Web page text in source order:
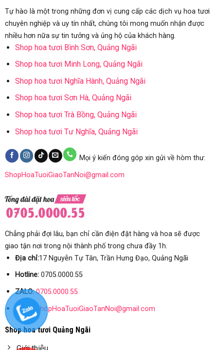
Tự hào là một trong những đơn vị cung cấp các dịch vụ hoa tươi
chuyên nghiệp và uy tín nhất, chúng tôi mong muốn nhận được
nhiều hơn nữa sự tin tưởng và ủng hộ của khách hàng.
Shop hoa tươi Bình Sơn, Quảng Ngãi
Shop hoa tươi Minh Long, Quảng Ngãi
Shop hoa tươi Nghĩa Hành, Quảng Ngãi
Shop hoa tươi Sơn Hà, Quảng Ngãi
Shop hoa tươi Trà Bồng, Quảng Ngãi
Shop hoa tươi Tư Nghĩa, Quảng Ngãi
Mọi ý kiến đóng góp xin gửi về hòm thư:
ShopHoaTuoiGiaoTanNoi@gmail.com
Chẳng phải đợi lâu, bạn chỉ cần điện đặt hàng và hoa sẽ được
giao tận nơi trong nội thành phố trong chưa đầy 1h.
Địa chỉ:17 Nguyễn Tự Tân, Trần Hưng Đạo, Quảng Ngãi
Hotline:0705.0000.55
ZALO: 0705.0000.55
Email: ShopHoaTuoiGiaoTanNoi@gmail.com
Shop hoa tươi Quảng Ngãi